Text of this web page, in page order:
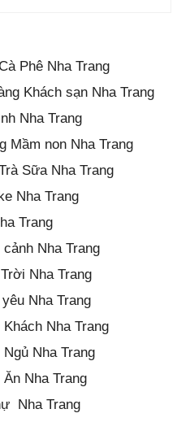
Phê Nha Trang
Khách sạn Nha Trang
Nha Trang
Mầm non Nha Trang
Sữa Nha Trang
Nha Trang
Trang
Nha Trang
Nha Trang
Nha Trang
Nha Trang
Nha Trang
Nha Trang
Nha Trang